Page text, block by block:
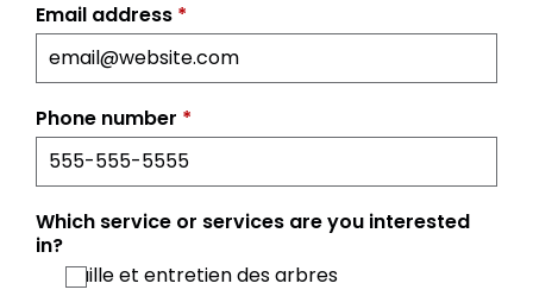
Email address *
Phone number *
Which service or services are you interested
in?
Taille et entretien des arbres